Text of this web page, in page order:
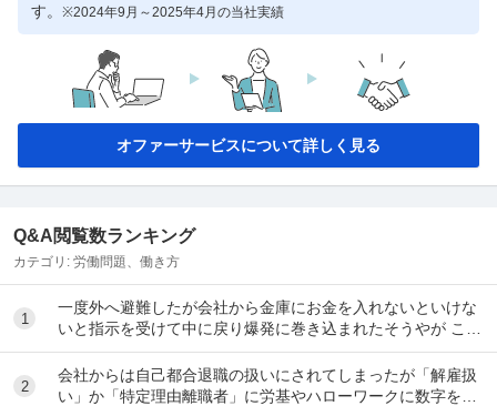
す。 ※2024年9月～2025年4月の当社実績
オファーサービスについて詳しく見る
Q&A閲覧数ランキング
カテゴリ: 労働問題、働き方
1
一度外へ避難したが会社から金庫にお金を入れないといけな
いと指示を受けて中に戻り爆発に巻き込まれたそうやが この
指示、命令は強制力あるんやろか? 中に留まる...
2
会社からは自己都合退職の扱いにされてしまったが「解雇扱
い」か「特定理由離職者」に労基やハローワークに数字を具